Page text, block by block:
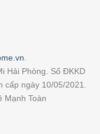
.
Hải Phòng. Số ĐKKD
cấp ngày 10/05/2021.
Mạnh Toàn